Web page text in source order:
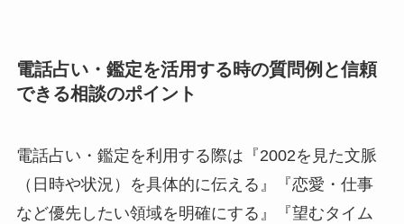
電話占い・鑑定を活用する時の質問例と信頼
できる相談のポイント
電話占い・鑑定を利用する際は『2002を見た文脈
（日時や状況）を具体的に伝える』『恋愛・仕事
など優先したい領域を明確にする』『望むタイム